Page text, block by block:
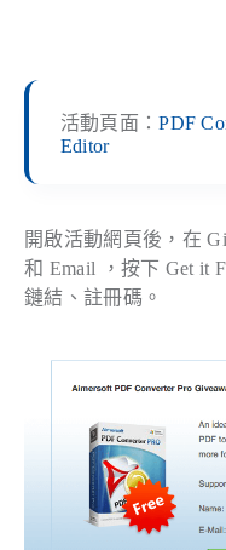
活動頁面：PDF
Editor
開啟活動網頁後，在
和 Email ，按下 Get it
鏈結、註冊碼。